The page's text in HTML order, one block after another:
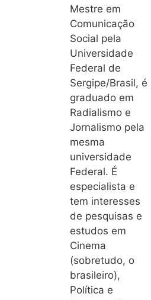
Mestre em
Comunicação
Social pela
Universidade
Federal de
Sergipe/Brasil, é
graduado em
Radialismo e
Jornalismo pela
mesma
universidade
Federal. É
especialista e
tem interesses
de pesquisas e
estudos em
Cinema
(sobretudo, o
brasileiro),
Política e